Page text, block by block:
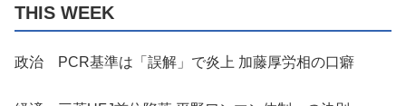
THIS WEEK
政治 PCR基準は「誤解」で炎上 加藤厚労相の口癖